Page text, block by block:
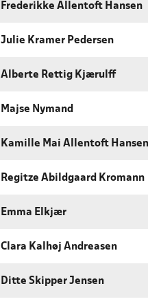
Frederikke Allentoft Hansen
Julie Kramer Pedersen
Alberte Rettig Kjærulff
Majse Nymand
Kamille Mai Allentoft Hansen
Regitze Abildgaard Kromann
Emma Elkjær
Clara Kalhøj Andreasen
Ditte Skipper Jensen